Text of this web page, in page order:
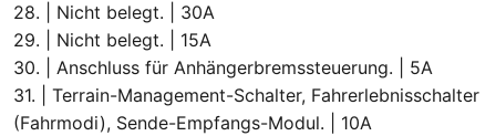
28. | Nicht belegt. | 30A
29. | Nicht belegt. | 15A
30. | Anschluss für Anhängerbremssteuerung. | 5A
31. | Terrain-Management-Schalter, Fahrerlebnisschalter
(Fahrmodi), Sende-Empfangs-Modul. | 10A